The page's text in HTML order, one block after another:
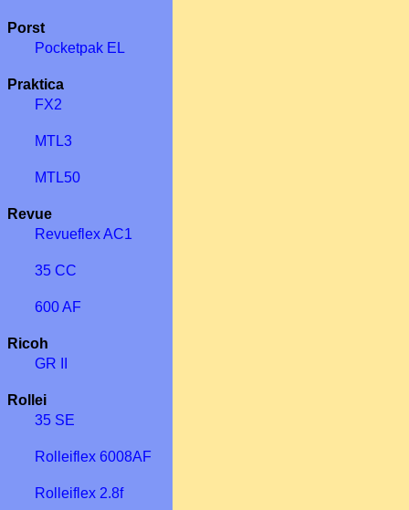
Porst
Pocketpak EL
Praktica
FX2
MTL3
MTL50
Revue
Revueflex AC1
35 CC
600 AF
Ricoh
GR II
Rollei
35 SE
Rolleiflex 6008AF
Rolleiflex 2.8f